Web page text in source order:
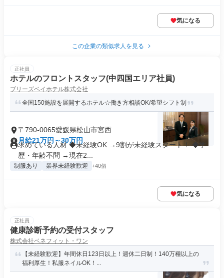
気になる
この企業の類似求人を見る
正社員
ホテルのフロントスタッフ(中四国エリア社員)
ブリーズベイホテル株式会社
全国150施設を展開するホテル☆働き方相談OK/希望シフト制
〒790-0065愛媛県松山市宮西
月給21万円～30万円
求めている人材 ◆未経験OK →9割が未経験スタート！ ◆学
歴・年齢不問 →現在2...
制服あり 業界未経験歓迎 +40個
気になる
正社員
健康診断予約の受付スタッフ
株式会社ベネフィット・ワン
【未経験歓迎】年間休日123日以上！週休二日制！140万種以上の
福利厚生！私服ネイルOK！...